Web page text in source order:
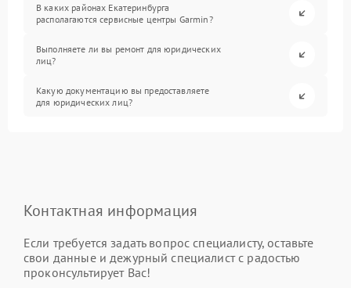
В каких районах Екатеринбурга
располагаются сервисные центры Garmin?
Выполняете ли вы ремонт для юридических
лиц?
Какую документацию вы предоставляете
для юридических лиц?
Контактная информация
Если требуется задать вопрос специалисту, оставьте
свои данные и дежурный специалист с радостью
проконсультирует Вас!